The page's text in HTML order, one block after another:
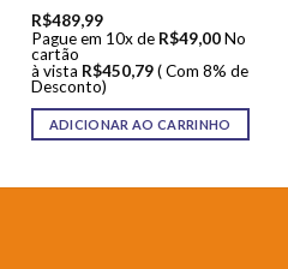
R$489,99
Pague em 10x de R$49,00 No
cartão
à vista R$450,79 ( Com 8% de
Desconto)
ADICIONAR AO CARRINHO